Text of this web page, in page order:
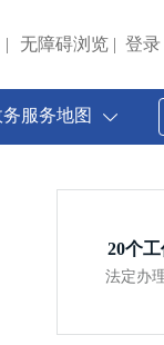
| 无障碍浏览 | 登录
服务地图
20个工
法定办